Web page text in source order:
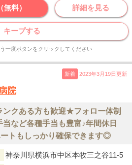
料） 詳細を見る
キープする
一度ボタンをクリックしてください
新着 2023年3月19日更新
院
ンクある方も歓迎★フォロー体制
など各種手当も豊富♪年間休日
トもしっかり確保できます◎
神奈川県横浜市中区本牧三之谷11-5